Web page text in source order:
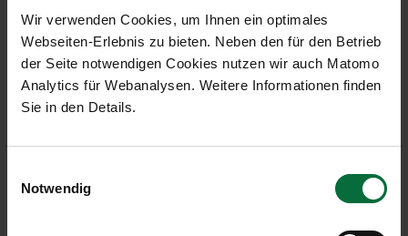
Wir verwenden Cookies, um Ihnen ein optimales
Webseiten-Erlebnis zu bieten. Neben den für den Betrieb
der Seite notwendigen Cookies nutzen wir auch Matomo
Analytics für Webanalysen. Weitere Informationen finden
Sie in den Details.
Notwendig
Press Releases & News